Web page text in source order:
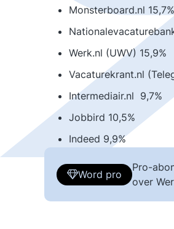
Monsterboard.nl 15,7%
Werk.nl (UWV) 15,9%
Vacaturekrant.nl
Intermediair.nl 9,7%
Jobbird 10,5%
Indeed 9,9%
Word pro
Pro-
over